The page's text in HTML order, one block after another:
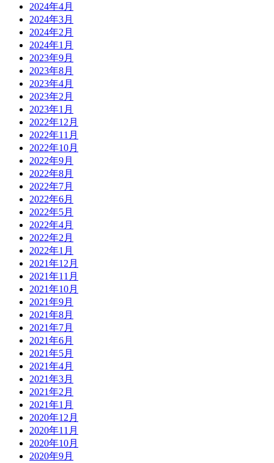
2024年4月
2024年3月
2024年2月
2024年1月
2023年9月
2023年8月
2023年4月
2023年2月
2023年1月
2022年12月
2022年11月
2022年10月
2022年9月
2022年8月
2022年7月
2022年6月
2022年5月
2022年4月
2022年2月
2022年1月
2021年12月
2021年11月
2021年10月
2021年9月
2021年8月
2021年7月
2021年6月
2021年5月
2021年4月
2021年3月
2021年2月
2021年1月
2020年12月
2020年11月
2020年10月
2020年9月